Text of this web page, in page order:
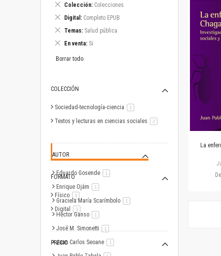
La
Colección Colecciones
Eliminar
artículo
Digital Completo EPUB
Eliminar
artículo
Temas Salud pública
Eliminar
artículo
En venta Si
Eliminar
artículo
Borrar todo
COLECCIÓN
Sociedad-tecnología-ciencia 1
Textos y lecturas en ciencias sociales 2artículo
AUTOR
Eduardo Gosende 1
Enrique Ojám 1
Graciela María Scarímbolo 1
Héctor Ganso 1
José M. Simonetti 1
Juan Carlos Seoane 1
FORMATO
Físico 3artículo
Digital 3artículo
PRECIO